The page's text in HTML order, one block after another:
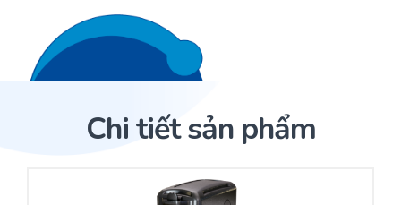
Trang ChủChi tiết sản phẩm
Sản phẩm